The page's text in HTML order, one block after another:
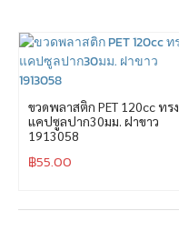
ขวดพลาสติก PET 120cc ทรง
แคปซูลปาก30มม. ฝาขาว
1913058
฿55.00